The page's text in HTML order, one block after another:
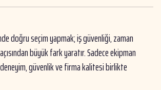
doğru seçim yapmak; iş güvenliği, zaman
büyük fark yaratır. Sadece ekipman
güvenlik ve firma kalitesi birlikte